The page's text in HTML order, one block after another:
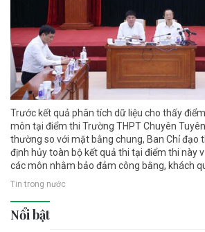
Trước kết quả phân tích dữ liệu cho thấy
môn tại điểm thi Trường THPT Chuyên
thường so với mặt bằng chung, Ban Chỉ đạo
định hủy toàn bộ kết quả thi tại điểm thi này
các môn nhằm bảo đảm công bằng, khách
Tin trong nước
Nổi bật